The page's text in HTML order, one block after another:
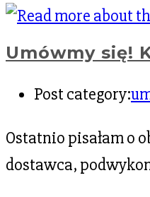
Umówmy się!
Post category:
Ostatnio pisałam o
dostawca,